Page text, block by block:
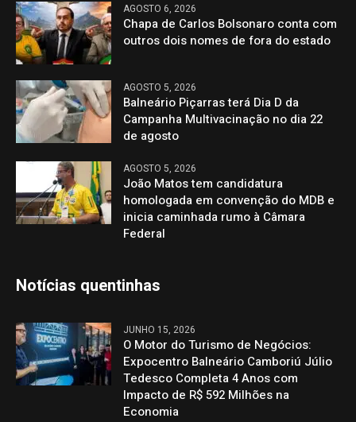
AGOSTO 6, 2026
Chapa de Carlos Bolsonaro conta com
outros dois nomes de fora do estado
AGOSTO 5, 2026
Balneário Piçarras terá Dia D da
Campanha Multivacinação no dia 22
de agosto
AGOSTO 5, 2026
João Matos tem candidatura
homologada em convenção do MDB e
inicia caminhada rumo à Câmara
Federal
Notícias quentinhas
JUNHO 15, 2026
O Motor do Turismo de Negócios:
Expocentro Balneário Camboriú Júlio
Tedesco Completa 4 Anos com
Impacto de R$ 592 Milhões na
Economia